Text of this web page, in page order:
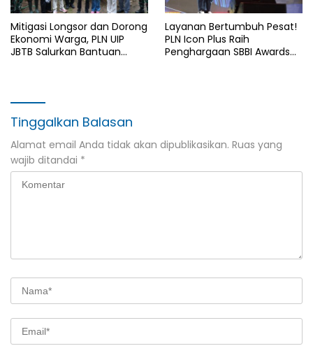
Mitigasi Longsor dan Dorong
Ekonomi Warga, PLN UIP
JBTB Salurkan Bantuan
Layanan Bertumbuh Pesat!
PLN Icon Plus Raih
Penghargaan SBBI Awards
Tinggalkan Balasan
Alamat email Anda tidak akan dipublikasikan. Ruas yang
wajib ditandai *